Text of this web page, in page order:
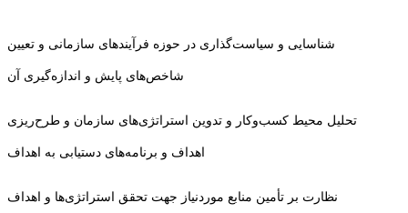
شناسایی و سیاست‌گذاری در حوزه فرآیندهای سازمانی و تعیین
شاخص‌های پایش و اندازه‌گیری آن
تحلیل محیط کسب‌وکار و تدوین استراتژی‌های سازمان و طرح‌ریزی
اهداف و برنامه‌های دستیابی به اهداف
نظارت بر تأمین منابع موردنیاز جهت تحقق استراتژی‌ها و اهداف